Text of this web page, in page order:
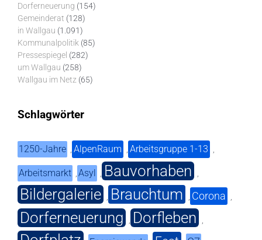
Dorferneuerung (154)
Gemeinderat (128)
in Wallgau (1.091)
Kommunalpolitik (85)
Pressespiegel (282)
um Wallgau (258)
Wallgau im Netz (65)
Schlagwörter
1250-Jahre , AlpenRaum , Arbeitsgruppe 1-13 ,
Arbeitsmarkt ,Asyl , Bauvorhaben ,
Bildergalerie , Brauchtum , Corona ,
Dorferneuerung , Dorfleben ,